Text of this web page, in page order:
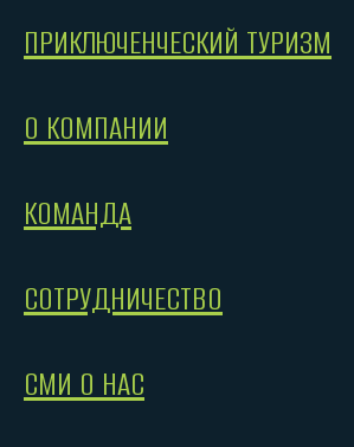
ПРИКЛЮЧЕНЧЕСКИЙ ТУРИЗМ
О КОМПАНИИ
КОМАНДА
СОТРУДНИЧЕСТВО
СМИ О НАС